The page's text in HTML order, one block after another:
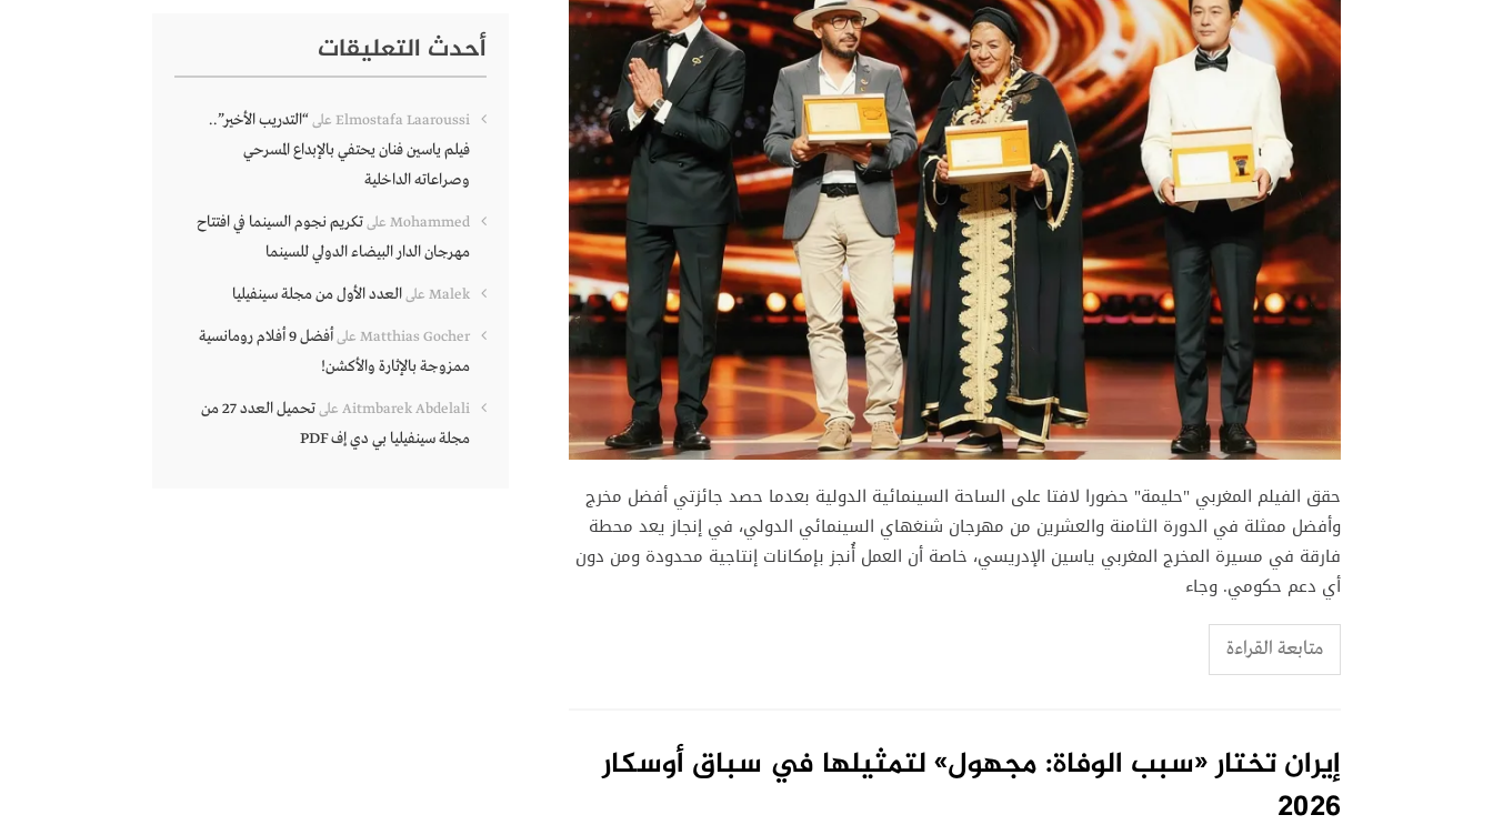
حقق الفيلم المغربي "حليمة" حضورا لافتا على الساحة السينمائية الدولية بعدما حصد جائزتي أفضل مخرج
وأفضل ممثلة في الدورة الثامنة والعشرين من مهرجان شنغهاي السينمائي الدولي، في إنجاز يعد محطة
فارقة في مسيرة المخرج المغربي ياسين الإدريسي، خاصة أن العمل أُنجز بإمكانات إنتاجية محدودة ومن دون
أي دعم حكومي. وجاء
متابعة القراءة
إيران تختار «سبب الوفاة: مجهول» لتمثيلها في سباق أوسكار
2026
أحدث التعليقات
Elmostafa Laaroussi على“التدريب الأخير”..
فيلم ياسين فنان يحتفي بالإبداع المسرحي
وصراعاته الداخلية
Mohammed علىتكريم نجوم السينما في افتتاح
مهرجان الدار البيضاء الدولي للسينما
Malek علىالعدد الأول من مجلة سينفيليا
Matthias Gocher على
أفضل 9 أفلام رومانسية
ممزوجة بالإثارة والأكشن!
Aitmbarek Abdelali على
تحميل العدد 27 من
مجلة سينفيليا بي دي إف PDF